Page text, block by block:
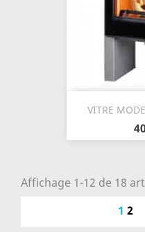
VITRE
Affichage 1-12 de 18
1 2